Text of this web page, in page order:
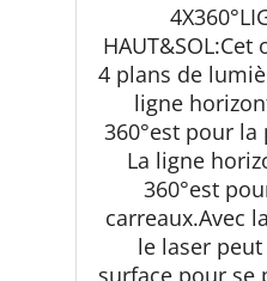
4 plans de
ligne
360°est pour
La ligne
360°est
carreaux.Avec
le laser
surface pour se